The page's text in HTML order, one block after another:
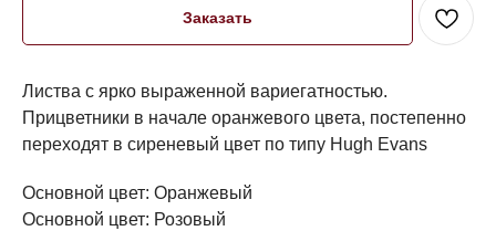
Заказать
Листва с ярко выраженной вариегатностью.
Прицветники в начале оранжевого цвета, постепенно
переходят в сиреневый цвет по типу Hugh Evans
Основной цвет: Оранжевый
Основной цвет: Розовый